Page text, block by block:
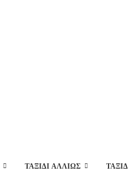
ΤΑΞΊΔΙ ΑΛΛΙΏΣ